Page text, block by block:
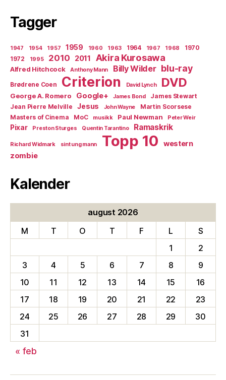
Tagger
1947 1954 1957 1959 1960 1963 1964 1967 1968
1970
1972
1995 2010 2011 Akira Kurosawa
Alfred Hitchcock Anthony Mann Billy Wilder blu-ray
Brødrene Coen Criterion David Lynch DVD
George A. Romero Google+ James Bond
James Stewart
Jean Pierre Melville
Jesus John Wayne
Martin Scorsese
Masters of Cinema
MoC musikk Paul Newman Peter Weir
Pixar Preston Sturges Quentin Tarantino Ramaskrik
Richard Widmark sint ung mann Topp 10
western
zombie
Kalender
august 2026
M
T O T F L
S
1
2
3
4 5 6 7 8
9
10
11 12 13 14 15
16
17
18 19 20 21 22
23
24
25 26 27 28 29
30
31
« feb